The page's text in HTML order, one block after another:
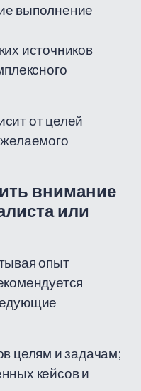
выполнение
источников
от целей
внимание
или
опыт
целям и задачам;
кейсов и